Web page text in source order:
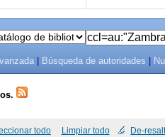
Búsqueda de autoridades
todo Limpiar todo De-